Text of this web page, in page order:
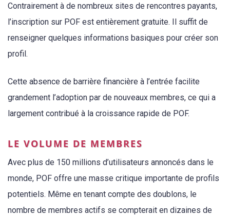
Contrairement à de nombreux sites de rencontres payants,
l’inscription sur POF est entièrement gratuite. Il suffit de
renseigner quelques informations basiques pour créer son
profil.
Cette absence de barrière financière à l’entrée facilite
grandement l’adoption par de nouveaux membres, ce qui a
largement contribué à la croissance rapide de POF.
LE VOLUME DE MEMBRES
Avec plus de 150 millions d’utilisateurs annoncés dans le
monde, POF offre une masse critique importante de profils
potentiels. Même en tenant compte des doublons, le
nombre de membres actifs se compterait en dizaines de